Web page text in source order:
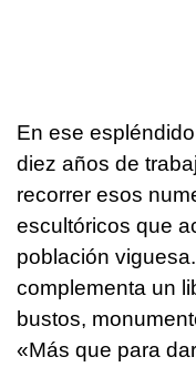
En ese
diez años de
recorrer esos
escultóricos que
población viguesa.
complementa un
bustos,
«Más que para